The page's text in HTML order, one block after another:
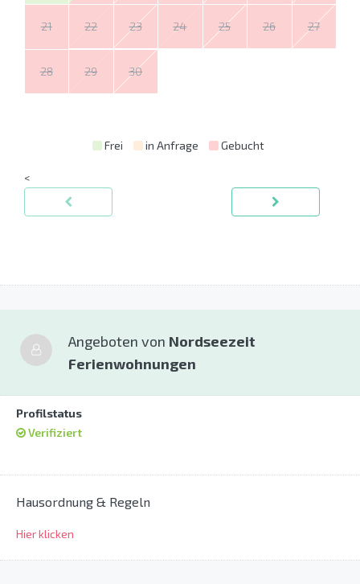
21 22 23 24 25 26 27
28 29 30
Frei in Anfrage Gebucht
<
Angeboten von Nordseezeit
Ferienwohnungen
Profilstatus
Verifiziert
Hausordnung & Regeln
Hier klicken